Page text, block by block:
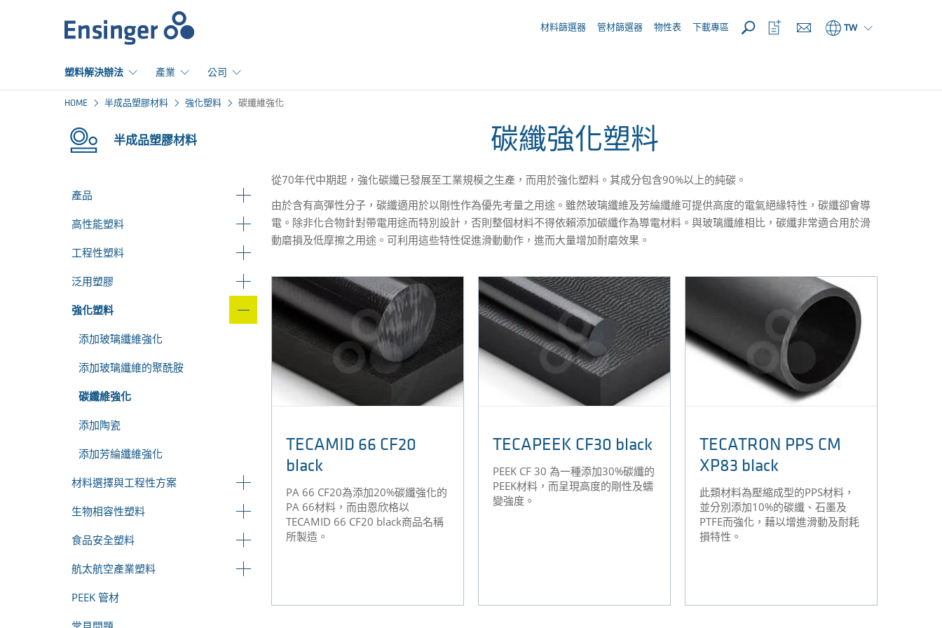
頁
材料篩選器 管材篩選器 物性表 下載專區 TW
開
啟
單
塑料解決辦法 產業 公司
HOME 半成品塑膠材料 強化塑料 碳纖維強化
半成品塑膠材料
產品
高性能塑料
工程性塑料
泛用塑膠
強化塑料
添加玻璃纖維強化
添加玻璃纖維的聚酰胺
碳纖維強化
添加陶瓷
添加芳綸纖維強化
材料選擇與工程性方案
生物相容性塑料
食品安全塑料
航太航空產業塑料
PEEK 管材
碳纖強化塑料
從70年代中期起，強化碳纖已發展至工業規模之生產，而用於強化塑料。其成分包含90%以上的純碳。
由於含有高彈性分子，碳纖適用於以剛性作為優先考量之用途。雖然玻璃纖維及芳綸纖維可提供高度的電氣絕緣特性，碳纖卻會導
電。除非化合物針對帶電用途而特別設計，否則整個材料不得依賴添加碳纖作為導電材料。與玻璃纖維相比，碳纖非常適合用於滑
動磨損及低摩擦之用途。可利用這些特性促進滑動動作，進而大量增加耐磨效果。
TECAMID 66 CF20
black
PA 66 CF20為添加20%碳纖強化的
PA 66材料，而由恩欣格以
TECAMID 66 CF20 black商品名稱
所製造。
TECAPEEK CF30 black
PEEK CF 30 為一種添加30%碳纖的
PEEK材料，而呈現高度的剛性及蠕
變強度。
TECATRON PPS CM
XP83 black
此類材料為壓縮成型的PPS材料，
並分別添加10%的碳纖、石墨及
PTFE而強化，藉以增進滑動及耐耗
損特性。